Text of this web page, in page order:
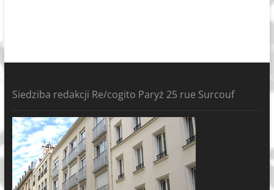
Siedziba redakcji Re/cogito Paryż 25 rue Surcouf